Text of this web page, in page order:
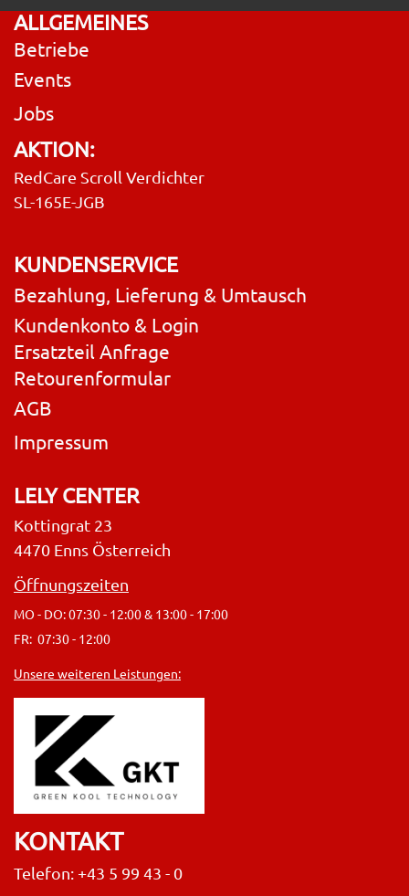
ALLGEMEINES
Betriebe
Events
Jobs
AKTION:
RedCare Scroll Verdichter
SL-165E-JGB
KUNDENSERVICE
Bezahlung, Lieferung & Umtausch
Kundenkonto & Login
Ersatzteil Anfrage
Retourenformular
AGB
Impressum
LELY CENTER
Kottingrat 23
4470 Enns Österreich
Öffnungszeiten
MO - DO: 07:30 - 12:00 & 13:00 - 17:00
FR: 07:30 - 12:00
Unsere weiteren Leistungen:
KONTAKT
Telefon: +43 5 99 43 - 0